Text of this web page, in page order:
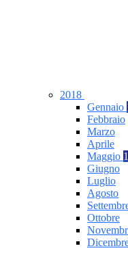
2018
Gennaio
Febbraio
Marzo
Aprile
Maggio 1
Giugno
Luglio
Agosto
Ottobre